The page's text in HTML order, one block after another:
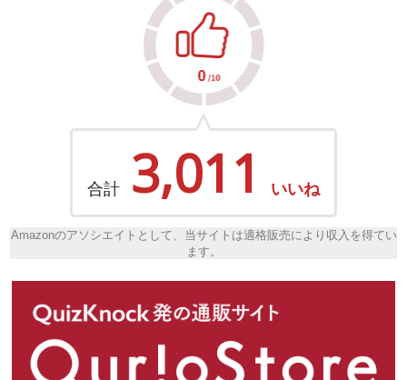
合計 3,011 いいね
Amazonのアソシエイトとして、当サイトは適格販売により収入を得てい
ます。